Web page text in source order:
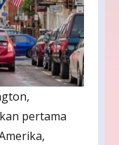
pertama